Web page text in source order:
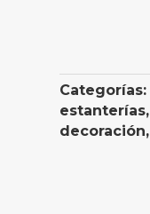
Categorías:
estanterías,
decoración,